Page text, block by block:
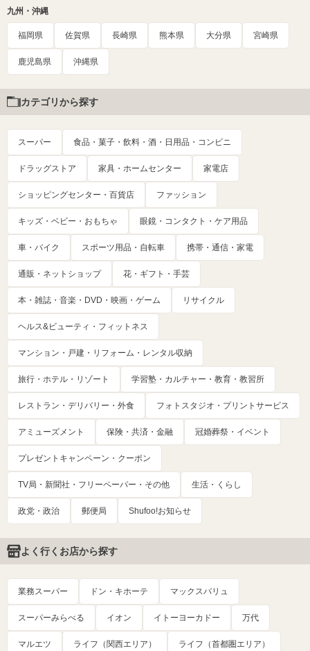
九州・沖縄
福岡県 佐賀県 長崎県 熊本県 大分県 宮崎県
鹿児島県 沖縄県
カテゴリから探す
スーパー 食品・菓子・飲料・酒・日用品・コンビニ
ドラッグストア 家具・ホームセンター 家電店
ショッピングセンター・百貨店 ファッション
キッズ・ベビー・おもちゃ 眼鏡・コンタクト・ケア用品
車・バイク スポーツ用品・自転車 携帯・通信・家電
通販・ネットショップ 花・ギフト・手芸
本・雑誌・音楽・DVD・映画・ゲーム リサイクル
ヘルス&ビューティ・フィットネス
マンション・戸建・リフォーム・レンタル収納
旅行・ホテル・リゾート 学習塾・カルチャー・教育・教習所
レストラン・デリバリー・外食 フォトスタジオ・プリントサービス
アミューズメント 保険・共済・金融 冠婚葬祭・イベント
プレゼントキャンペーン・クーポン
TV局・新聞社・フリーペーパー・その他 生活・くらし
政党・政治 郵便局 Shufoo!お知らせ
よく行くお店から探す
業務スーパー ドン・キホーテ マックスバリュ
スーパーみらべる イオン イトーヨーカドー 万代
マルエツ ライフ（関西エリア） ライフ（首都圏エリア）